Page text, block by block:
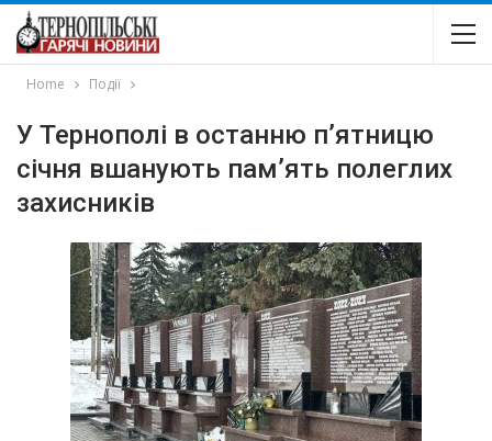
Home Події
У Тернополі в останню п’ятницю
січня вшанують пам’ять полеглих
захисників